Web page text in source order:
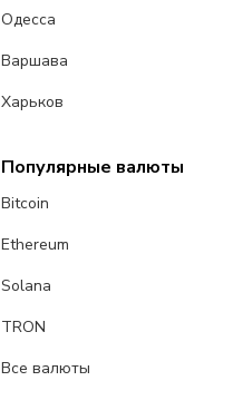
Одесса
Варшава
Харьков
Популярные валюты
Bitcoin
Ethereum
Solana
TRON
Все валюты